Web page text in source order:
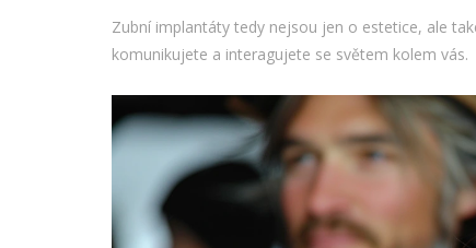
Zubní implantáty tedy nejsou jen o estetice, ale
komunikujete a interagujete se světem kolem vás.